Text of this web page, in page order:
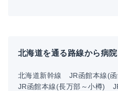
北海道を通る路線から病
北海道新幹線
JR函館本線(
JR函館本線(長万部～小樽)